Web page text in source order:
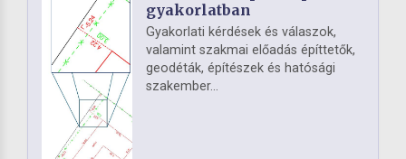
gyakorlatban
Gyakorlati kérdések és válaszok,
valamint szakmai előadás építtetők,
geodéták, építészek és hatósági
szakember...